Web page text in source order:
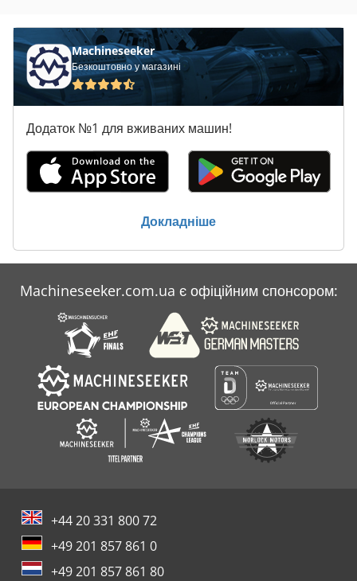
Claas Dominator 88 S
Claas Dominator 88 Sl
Claas Dominator 98 S
Claas Dominator 98 Sl
Claas Liner 1650
Claas Volto 52
Claas Volto 58
Claas Volto 77
Machineseeker
Безкоштовно у магазині
Додаток №1 для вживаних машин!
Докладніше
Machineseeker.com.ua є офіційним спонсором:
+44 20 331 800 72
+49 201 857 861 0
+49 201 857 861 80